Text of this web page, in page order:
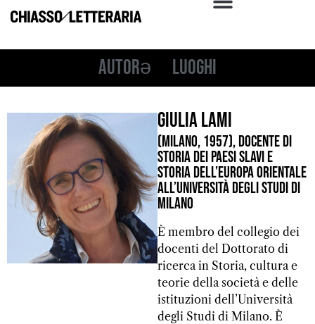
Autorə Luoghi
Giulia Lami
(Milano, 1957), docente di
Storia dei Paesi slavi e
Storia dell’Europa orientale
all’Università degli Studi di
Milano
È membro del collegio dei
docenti del Dottorato di
ricerca in Storia, cultura e
teorie della società e delle
istituzioni dell’Università
degli Studi di Milano. È